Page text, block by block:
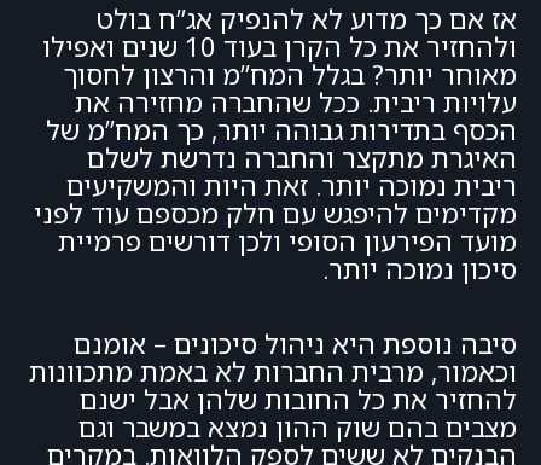
אז אם כך מדוע לא להנפיק אג”ח בולט
ולהחזיר את כל הקרן בעוד 10 שנים ואפילו
מאוחר יותר? בגלל המח”מ והרצון לחסוך
עלויות ריבית. ככל שהחברה מחזירה את
הכסף בתדירות גבוהה יותר, כך המח”מ של
האיגרת מתקצר והחברה נדרשת לשלם
ריבית נמוכה יותר. זאת היות והמשקיעים
מקדימים להיפגש עם חלק מכספם עוד לפני
מועד הפירעון הסופי ולכן דורשים פרמיית
סיכון נמוכה יותר.
סיבה נוספת היא ניהול סיכונים – אומנם
וכאמור, מרבית החברות לא באמת מתכוונות
להחזיר את כל החובות שלהן אבל ישנם
מצבים בהם שוק ההון נמצא במשבר וגם
הבנקים לא ששים לספק הלוואות. במקרים